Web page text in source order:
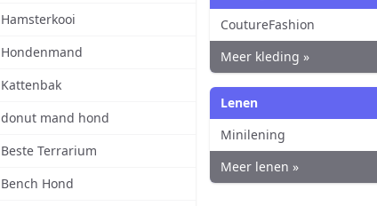
Hamsterkooi
Hondenmand
Kattenbak
donut mand hond
Beste Terrarium
Bench Hond
CoutureFashion
Meer kleding »
Lenen
Minilening
Meer lenen »